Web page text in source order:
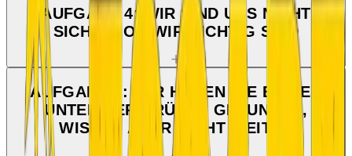
AUFGABE 4: WIR SIND UNS NICHT
SICHER, OB WIR RICHTIG SIND
AUFGABE 4: WIR HABEN DIE BILDER
UNTER DER BRÜCKE GEFUNDEN,
WISSEN ABER NICHT WEITER